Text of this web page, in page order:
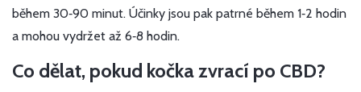
během 30‑90 minut. Účinky jsou pak patrné během 1‑2 hodin
a mohou vydržet až 6‑8 hodin.
Co dělat, pokud kočka zvrací po CBD?